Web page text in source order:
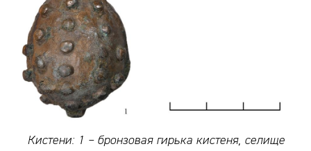
Кистени: 1 – бронзовая гирька кистеня, селище